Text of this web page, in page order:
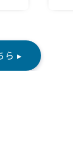
ら ▸